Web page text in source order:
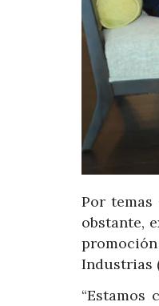
Por
obstante,
Industrias
“Estamos